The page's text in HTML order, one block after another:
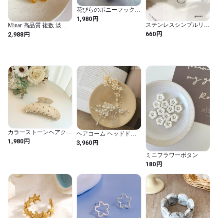
Minar 高品質 複数 淡水
パール 天然石 ワイド オ
ープン 調節 可能な カク
2,988円
花びらのポニーフック ■
水彩画トーン 紫陽花 ■
ラベンダー
1,980円
ステンレスシンプルリン
グ #9 5280672
660円
カラーストーンヘアクリ
ップ
1,980円
ヘアコーム ヘッドドレ
ス ヘアアクセサリー 結
婚式 パール 花 フラワー
1.5次会 オケージョン ウ
ェディング 卒業式 入学
式 成人式 ドレス
haremode CMT42013
3,960円
ミニフラワーボタン
180円